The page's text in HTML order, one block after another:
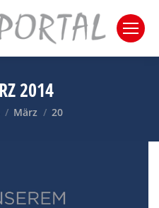
2014
sich hier:
März 20